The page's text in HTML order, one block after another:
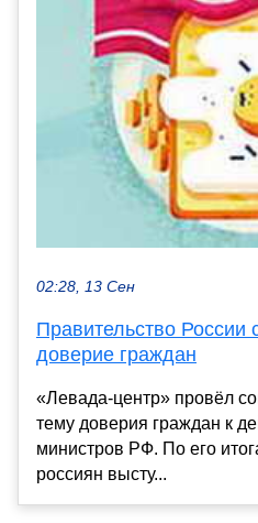
02:28, 13 Сен
Правительство России
доверие граждан
«Левада-центр» провёл
тему доверия граждан к
министров РФ. По его
россиян высту...